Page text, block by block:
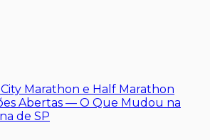
Marathon e Half Marathon
Abertas — O Que Mudou na
de SP